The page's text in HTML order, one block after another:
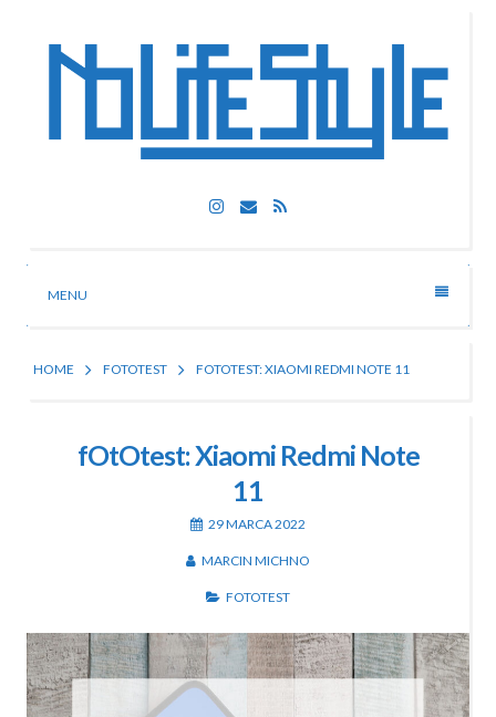
Nolife Style
Technologia, fotografia, rozrywka
Instagram
EmailRSS
MENU
HOME FOTOTEST FOTOTEST: XIAOMI REDMI NOTE 11
fOtOtest: Xiaomi Redmi Note
11
29 MARCA 2022
MARCIN MICHNO
FOTOTEST